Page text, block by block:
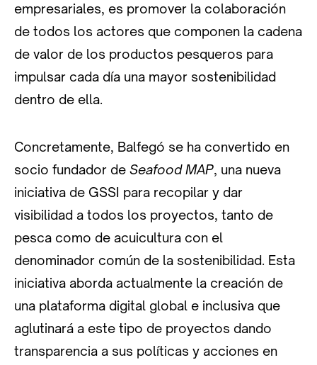
empresariales, es promover la colaboración
de todos los actores que componen la cadena
de valor de los productos pesqueros para
impulsar cada día una mayor sostenibilidad
dentro de ella.
Concretamente, Balfegó se ha convertido en
socio fundador de Seafood MAP, una nueva
iniciativa de GSSI para recopilar y dar
visibilidad a todos los proyectos, tanto de
pesca como de acuicultura con el
denominador común de la sostenibilidad. Esta
iniciativa aborda actualmente la creación de
una plataforma digital global e inclusiva que
aglutinará a este tipo de proyectos dando
transparencia a sus políticas y acciones en